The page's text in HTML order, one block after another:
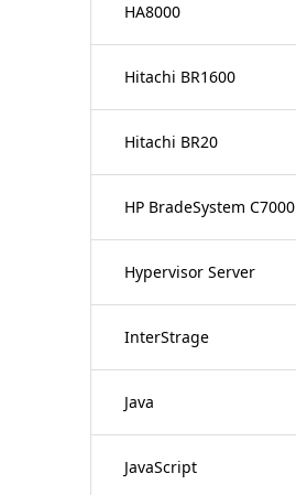
HA8000
Hitachi BR1600
Hitachi BR20
HP BradeSystem C7000
Hypervisor Server
InterStrage
Java
JavaScript